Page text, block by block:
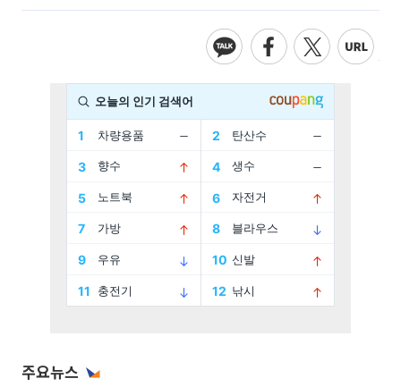
주요뉴스